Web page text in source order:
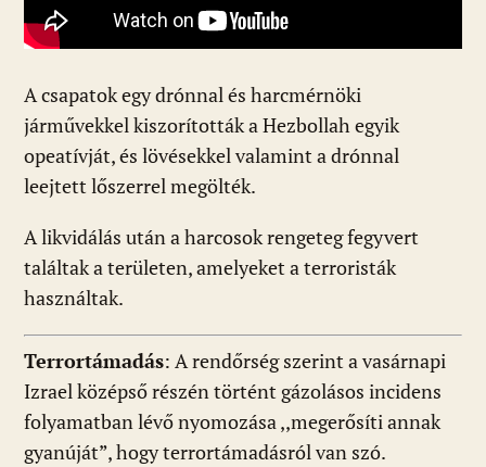
A csapatok egy drónnal és harcmérnöki
járművekkel kiszorították a Hezbollah egyik
opeatívját, és lövésekkel valamint a drónnal
leejtett lőszerrel megölték.
A likvidálás után a harcosok rengeteg fegyvert
találtak a területen, amelyeket a terroristák
használtak.
Terrortámadás: A rendőrség szerint a vasárnapi
Izrael középső részén történt gázolásos incidens
folyamatban lévő nyomozása ,,megerősíti annak
gyanúját”, hogy terrortámadásról van szó.